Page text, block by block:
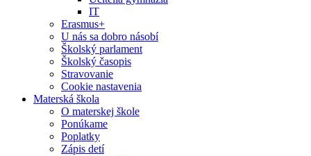
IT
Erasmus+
U nás sa dobro násobí
Školský parlament
Školský časopis
Stravovanie
Cookie nastavenia
Materská škola
O materskej škole
Ponúkame
Poplatky
Zápis detí